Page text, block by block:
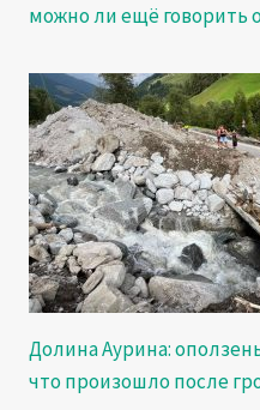
можно ли ещё говорить
Долина Аурина:
что произошло после